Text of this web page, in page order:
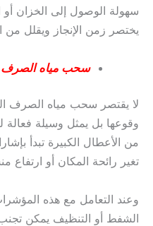
سهولة الوصول إلى الخزان أو
يختصر زمن الإنجاز ويقلل من
سحب مياه الصرف
لا يقتصر سحب مياه الصرف
وقوعها بل يمثل وسيلة فعالة
من الأعطال الكبيرة تبدأ
تغير رائحة المكان أو ارتفاع
وعند التعامل مع هذه
الشفط أو التنظيف يمكن